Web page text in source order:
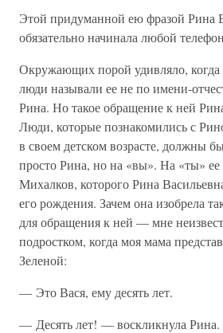
Этой придуманной ею фразой Рина
обязательно начинала любой
Окружающих порой удивляло,
люди называли ее не по имени-
Рина. Но такое обращение к ней
Люди, которые познакомились с
в своем детском возрасте, должны
просто Рина, но на «вы». На «ты» ее
Михалков, которого Рина
его рождения. Зачем она изобрела
для обращения к ней — мне
подростком, когда моя мама
Зеленой:
— Это Вася, ему десять лет.
— Десять лет! — воскликнула